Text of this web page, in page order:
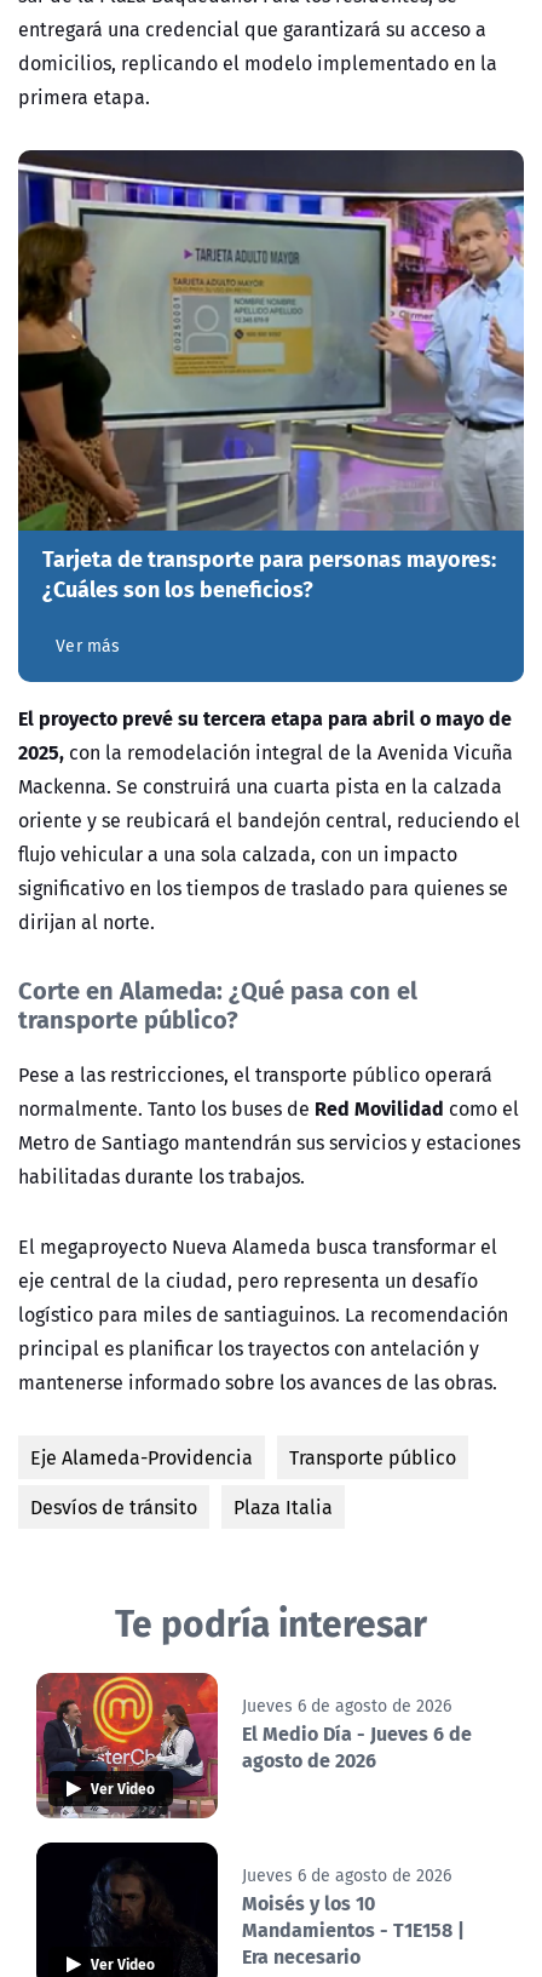
entregará una credencial que garantizará su acceso a
domicilios, replicando el modelo implementado en la
primera etapa.
Tarjeta de transporte para personas mayores:
¿Cuáles son los beneficios?
Ver más
El proyecto prevé su tercera etapa para abril o mayo de
2025, con la remodelación integral de la Avenida Vicuña
Mackenna. Se construirá una cuarta pista en la calzada
oriente y se reubicará el bandejón central, reduciendo el
flujo vehicular a una sola calzada, con un impacto
significativo en los tiempos de traslado para quienes se
dirijan al norte.
Corte en Alameda: ¿Qué pasa con el
transporte público?
Pese a las restricciones, el transporte público operará
normalmente. Tanto los buses de Red Movilidad como el
Metro de Santiago mantendrán sus servicios y estaciones
habilitadas durante los trabajos.
El megaproyecto Nueva Alameda busca transformar el
eje central de la ciudad, pero representa un desafío
logístico para miles de santiaguinos. La recomendación
principal es planificar los trayectos con antelación y
mantenerse informado sobre los avances de las obras.
Eje Alameda-Providencia
Transporte público
Desvíos de tránsito
Plaza Italia
Te podría interesar
Ver Video
Jueves 6 de agosto de 2026
El Medio Día - Jueves 6 de
agosto de 2026
Ver Video
Jueves 6 de agosto de 2026
Moisés y los 10
Mandamientos - T1E158 |
Era necesario